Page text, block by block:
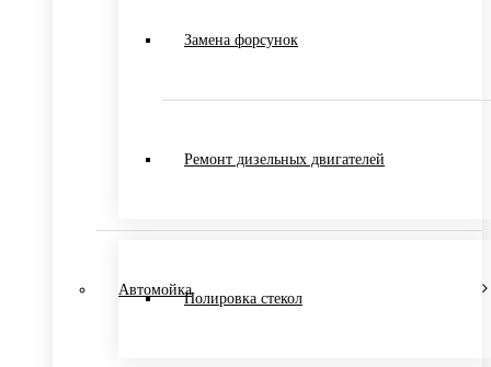
Замена форсунок
Ремонт дизельных двигателей
Автомойка
Полировка стекол